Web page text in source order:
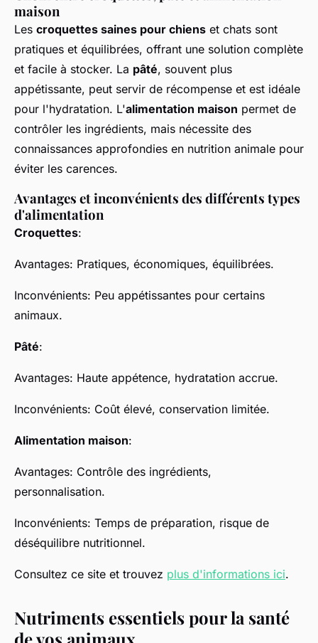
maison
Les croquettes saines pour chiens et chats sont
pratiques et équilibrées, offrant une solution complète
et facile à stocker. La pâté, souvent plus
appétissante, peut servir de récompense et est idéale
pour l'hydratation. L'alimentation maison permet de
contrôler les ingrédients, mais nécessite des
connaissances approfondies en nutrition animale pour
éviter les carences.
Avantages et inconvénients des différents types
d'alimentation
Croquettes:
Avantages: Pratiques, économiques, équilibrées.
Inconvénients: Peu appétissantes pour certains
animaux.
Pâté:
Avantages: Haute appétence, hydratation accrue.
Inconvénients: Coût élevé, conservation limitée.
Alimentation maison:
Avantages: Contrôle des ingrédients,
personnalisation.
Inconvénients: Temps de préparation, risque de
déséquilibre nutritionnel.
Consultez ce site et trouvez plus d'informations ici.
Nutriments essentiels pour la santé